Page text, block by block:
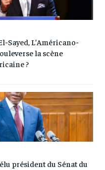
Sayed, L’Américano-
la scène
?
président du Sénat du